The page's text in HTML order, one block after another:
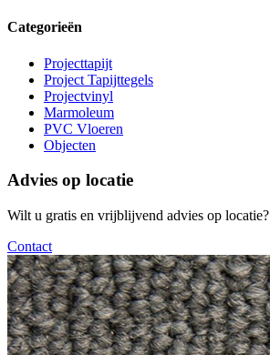
Categorieën
Projecttapijt
Project Tapijttegels
Projectvinyl
Marmoleum
PVC Vloeren
Objecten
Advies op locatie
Wilt u gratis en vrijblijvend advies op locatie?
Contact